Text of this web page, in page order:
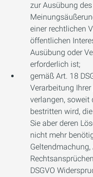
zur Ausübung
einer rechtlichen
öffentlichen
Ausübung oder
erforderlich ist;
gemäß Art. 18
Verarbeitung
verlangen, soweit
bestritten wird,
Sie aber deren
nicht mehr
DSGVO